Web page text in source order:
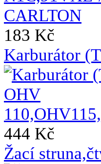
183 Kč
Karburátor
444 Kč
Žací